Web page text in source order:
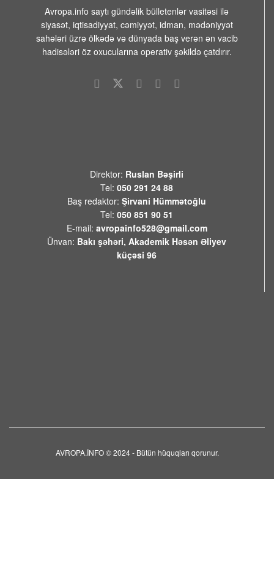
10 AVQUST 2026 / 10:47
Tural İrfan: “ABŞ-ın dəstəyi
kənar müdaxilələrin qarşısını
10 AVQUST 2026 / 10:32
Şimali Koreya Rusiyaya 50
min əsgər göndərir
10 AVQUST 2026 / 10:08
Kanadada nəzarətdən çıxan
Avropa.info saytı gündəlik bülletenlər vasitəsi ilə
siyasət, iqtisadiyyat, cəmiyyət, idman, mədəniyyət
sahələri üzrə ölkədə və dünyada baş verən ən vacib
hadisələri öz oxucularına operativ şəkildə çatdırır.
Direktor: Ruslan Bəşirli
Tel: 050 291 24 88
Baş redaktor: Şirvani Hümmətoğlu
Tel: 050 851 90 51
E-mail: avropainfo528@gmail.com
Ünvan: Bakı şəhəri, Akademik Həsən Əliyev
küçəsi 96
AVROPA.İNFO © 2024 - Bütün hüquqları qorunur.